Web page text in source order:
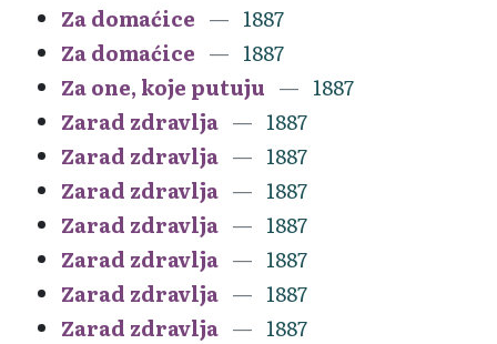
Za domaćice
1887
Za domaćice
1887
Za one, koje putuju
1887
Zarad zdravlja
1887
Zarad zdravlja
1887
Zarad zdravlja
1887
Zarad zdravlja
1887
Zarad zdravlja
1887
Zarad zdravlja
1887
Zarad zdravlja
1887